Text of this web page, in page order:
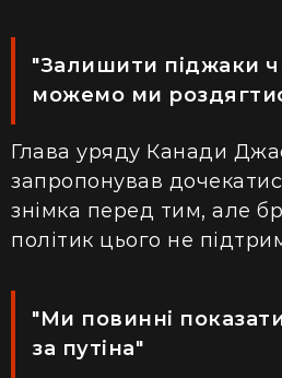
"Залишити піджаки
можемо ми
Глава уряду Канади
запропонував
знімка перед тим, але
політик цього не
"Ми повинні
за путіна"